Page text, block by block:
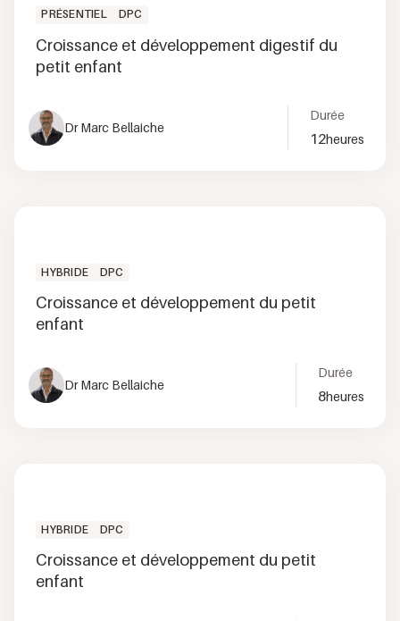
PRÉSENTIEL DPC
Croissance et développement digestif du
petit enfant
Dr Marc Bellaiche
Durée
12heures
HYBRIDE DPC
Croissance et développement du petit
enfant
Dr Marc Bellaiche
Durée
8heures
HYBRIDE DPC
Croissance et développement du petit
enfant